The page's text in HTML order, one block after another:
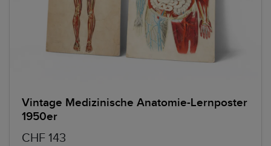
Vintage Medizinische Anatomie-Lernposter
1950er
CHF 143